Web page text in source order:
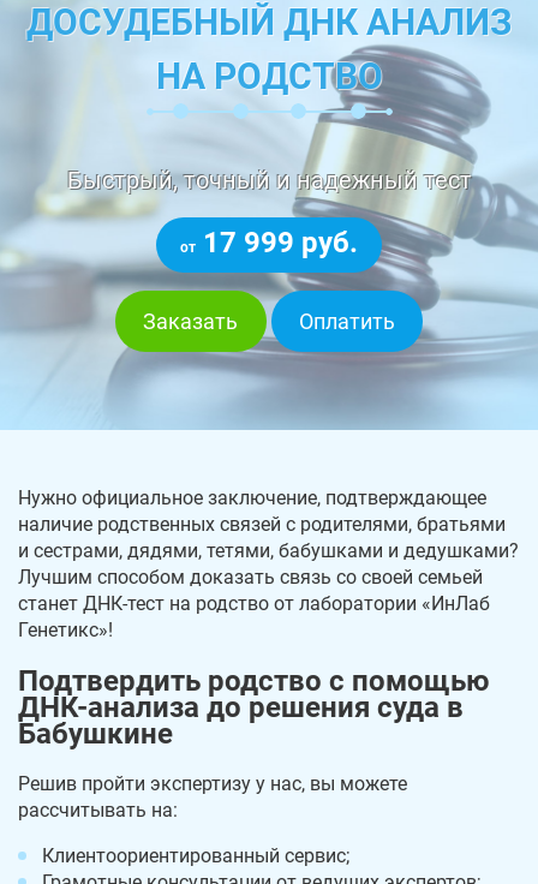
ДОСУДЕБНЫЙ ДНК АНАЛИЗ
НА РОДСТВО
Быстрый, точный и надежный тест
от 17 999 руб.
Заказать Оплатить
Нужно официальное заключение, подтверждающее
наличие родственных связей с родителями, братьями
и сестрами, дядями, тетями, бабушками и дедушками?
Лучшим способом доказать связь со своей семьей
станет ДНК-тест на родство от лаборатории «ИнЛаб
Генетикс»!
Подтвердить родство с помощью
ДНК-анализа до решения суда в
Бабушкине
Решив пройти экспертизу у нас, вы можете
рассчитывать на:
Клиентоориентированный сервис;